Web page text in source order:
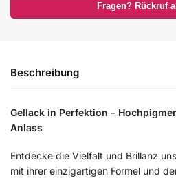
Fragen? Rückruf
Beschreibung
Gellack in Perfektion –
Anlass
Entdecke die Vielfalt und Brillanz
mit ihrer einzigartigen Formel und